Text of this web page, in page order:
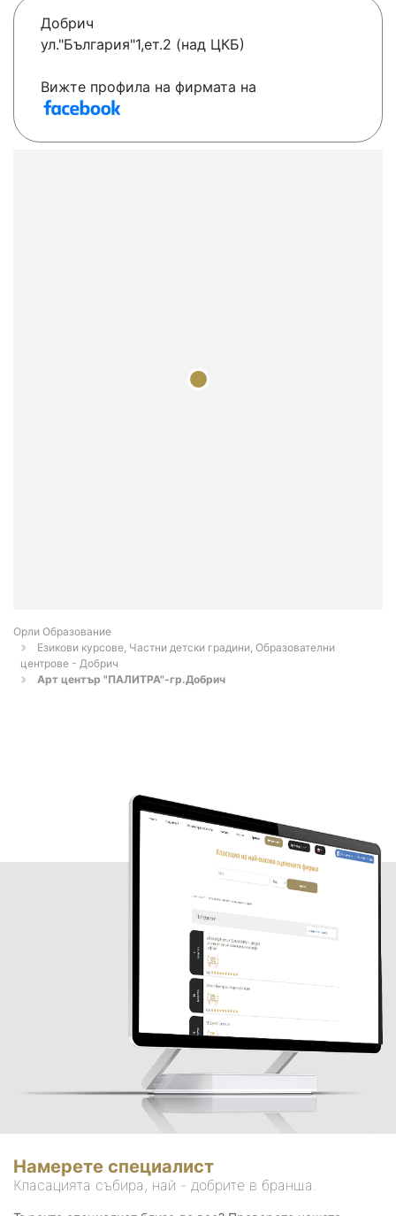
Добрич
ул."България"1,ет.2 (над ЦКБ)
Вижте профила на фирмата на
Орли Образование
Езикови курсове, Частни детски градини, Образователни
центрове - Добрич
Арт център "ПАЛИТРА"-гр.Добрич
Намерете специалист
Класацията събира, най - добрите в бранша.